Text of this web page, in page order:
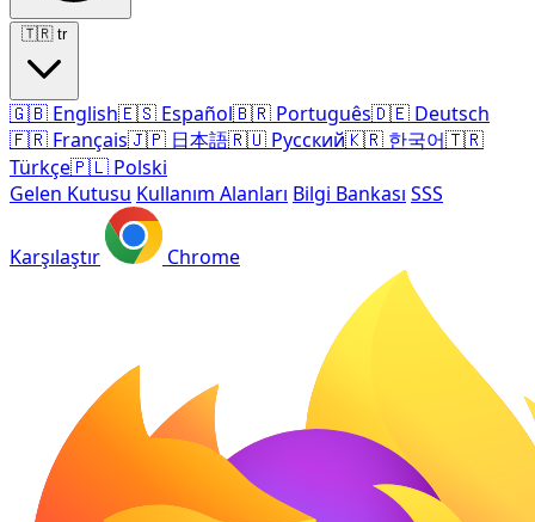
🇹🇷 tr
🇬🇧 English🇪🇸 Español🇧🇷 Português🇩🇪 Deutsch
🇫🇷 Français🇯🇵 日本語🇷🇺 Русский🇰🇷 한국어🇹🇷
Türkçe🇵🇱 Polski
Gelen Kutusu Kullanım Alanları Bilgi Bankası SSS
Karşılaştır Chrome